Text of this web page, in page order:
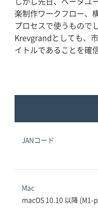
楽制作ワークフロー、
プロセスで使うもので
Krevgrandとしても、
イトルであることを確
JANコード
Mac
macOS 10.10 以降 (M1-